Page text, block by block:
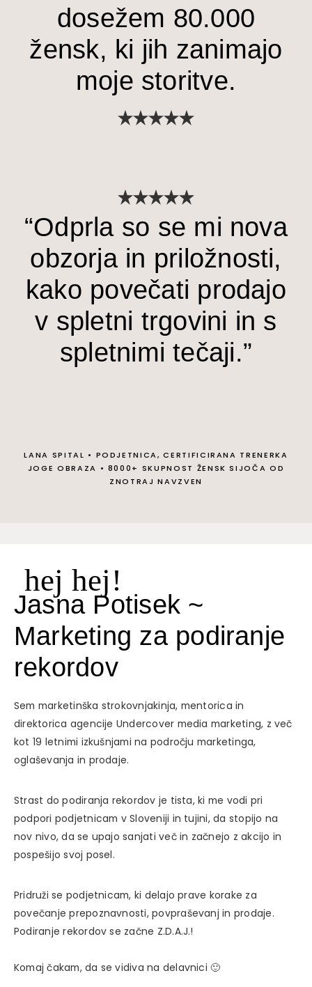
dosežem 80.000
žensk, ki jih zanimajo
moje storitve.
“Odprla so se mi nova
obzorja in priložnosti,
kako povečati prodajo
v spletni trgovini in s
spletnimi tečaji.”
LANA SPITAL • PODJETNICA, CERTIFICIRANA TRENERKA
JOGE OBRAZA • 8000+ SKUPNOST ŽENSK SIJOČA OD
ZNOTRAJ NAVZVEN
hej hej!
Jasna Potisek ~
Marketing za podiranje
rekordov
Sem marketinška strokovnjakinja, mentorica in
direktorica agencije Undercover media marketing, z več
kot 19 letnimi izkušnjami na področju marketinga,
oglaševanja in prodaje.
Strast do podiranja rekordov je tista, ki me vodi pri
podpori podjetnicam v Sloveniji in tujini, da stopijo na
nov nivo, da se upajo sanjati več in začnejo z akcijo in
pospešijo svoj posel.
Pridruži se podjetnicam, ki delajo prave korake za
povečanje prepoznavnosti, povpraševanj in prodaje.
Podiranje rekordov se začne Z.D.A.J.!
Komaj čakam, da se vidiva na delavnici 🙂